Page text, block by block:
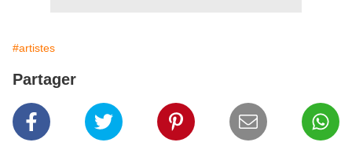
#artistes
Partager